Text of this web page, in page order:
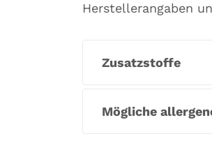
Herstellerangaben
Zusatzstoffe
Mögliche